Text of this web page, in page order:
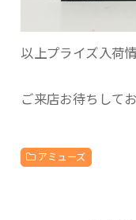
以上プライズ入荷
ご来店お待ちして
アミューズ